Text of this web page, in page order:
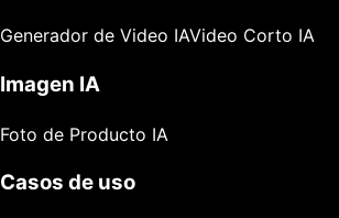
Generador de Video IAVideo Corto IA
Imagen IA
Foto de Producto IA
Casos de uso